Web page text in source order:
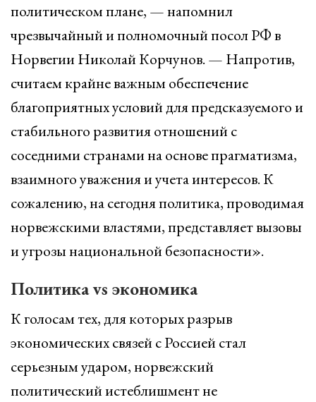
политическом плане, — напомнил
чрезвычайный и полномочный посол РФ в
Норвегии Николай Корчунов. — Напротив,
считаем крайне важным обеспечение
благоприятных условий для предсказуемого и
стабильного развития отношений с
соседними странами на основе прагматизма,
взаимного уважения и учета интересов. К
сожалению, на сегодня политика, проводимая
норвежскими властями, представляет вызовы
и угрозы национальной безопасности».
Политика vs экономика
К голосам тех, для которых разрыв
экономических связей с Россией стал
серьезным ударом, норвежский
политический истеблишмент не